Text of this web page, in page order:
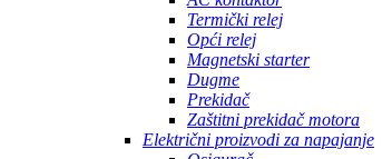
Termički relej
Opći relej
Magnetski starter
Dugme
Prekidač
Zaštitni prekidač motora
Električni proizvodi za napajanje